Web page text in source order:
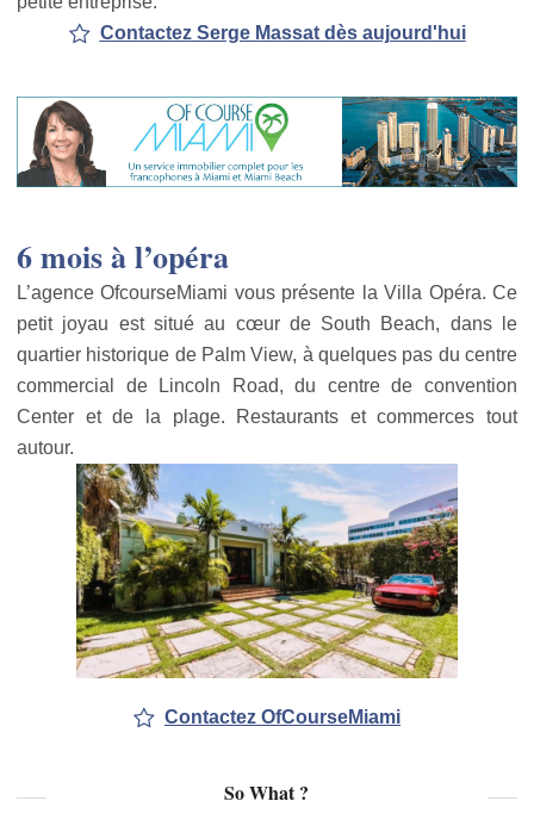
Contactez Serge Massat dès aujourd'hui
6 mois à l’opéra
L’agence OfcourseMiami vous présente la Villa Opéra. Ce
petit joyau est situé au cœur de South Beach, dans le
quartier historique de Palm View, à quelques pas du centre
commercial de Lincoln Road, du centre de convention
Center et de la plage. Restaurants et commerces tout
autour.
Contactez OfCourseMiami
So What ?